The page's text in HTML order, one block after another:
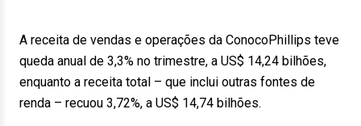
A receita de vendas e operações da ConocoPhillips teve
queda anual de 3,3% no trimestre, a US$ 14,24 bilhões,
enquanto a receita total – que inclui outras fontes de
renda – recuou 3,72%, a US$ 14,74 bilhões.